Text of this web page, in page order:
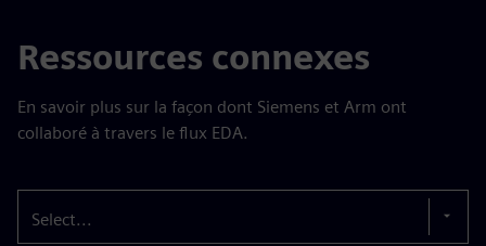
Ressources connexes
En savoir plus sur la façon dont Siemens et Arm ont
collaboré à travers le flux EDA.
Select...